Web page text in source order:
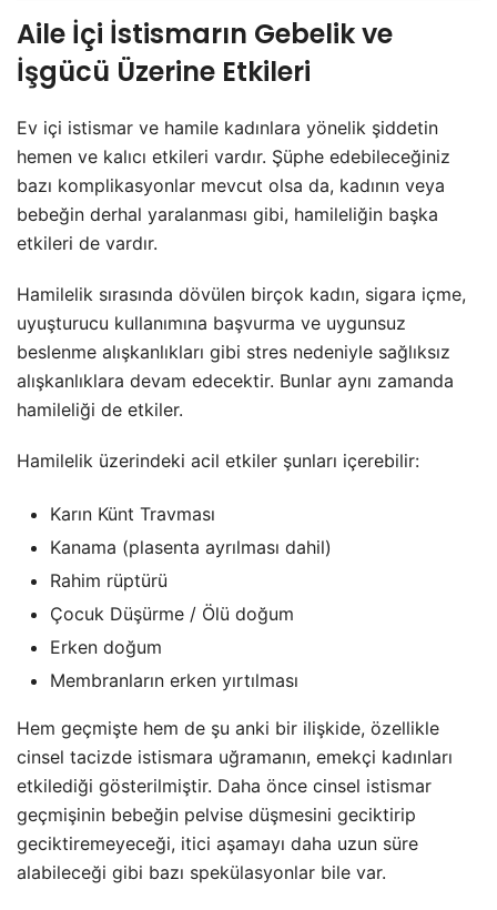
Aile İçi İstismarın Gebelik ve
İşgücü Üzerine Etkileri
Ev içi istismar ve hamile kadınlara yönelik şiddetin
hemen ve kalıcı etkileri vardır. Şüphe edebileceğiniz
bazı komplikasyonlar mevcut olsa da, kadının veya
bebeğin derhal yaralanması gibi, hamileliğin başka
etkileri de vardır.
Hamilelik sırasında dövülen birçok kadın, sigara içme,
uyuşturucu kullanımına başvurma ve uygunsuz
beslenme alışkanlıkları gibi stres nedeniyle sağlıksız
alışkanlıklara devam edecektir. Bunlar aynı zamanda
hamileliği de etkiler.
Hamilelik üzerindeki acil etkiler şunları içerebilir:
Karın Künt Travması
Kanama (plasenta ayrılması dahil)
Rahim rüptürü
Çocuk Düşürme / Ölü doğum
Erken doğum
Membranların erken yırtılması
Hem geçmişte hem de şu anki bir ilişkide, özellikle
cinsel tacizde istismara uğramanın, emekçi kadınları
etkilediği gösterilmiştir. Daha önce cinsel istismar
geçmişinin bebeğin pelvise düşmesini geciktirip
geciktiremeyeceği, itici aşamayı daha uzun süre
alabileceği gibi bazı spekülasyonlar bile var.